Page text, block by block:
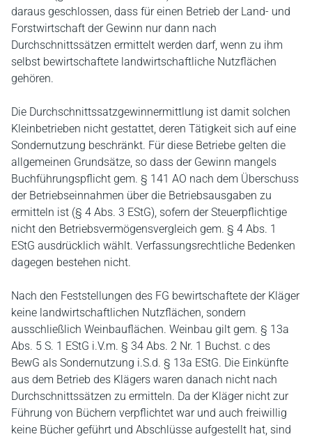
daraus geschlossen, dass für einen Betrieb der Land- und
Forstwirtschaft der Gewinn nur dann nach
Durchschnittssätzen ermittelt werden darf, wenn zu ihm
selbst bewirtschaftete landwirtschaftliche Nutzflächen
gehören.
Die Durchschnittssatzgewinnermittlung ist damit solchen
Kleinbetrieben nicht gestattet, deren Tätigkeit sich auf eine
Sondernutzung beschränkt. Für diese Betriebe gelten die
allgemeinen Grundsätze, so dass der Gewinn mangels
Buchführungspflicht gem. § 141 AO nach dem Überschuss
der Betriebseinnahmen über die Betriebsausgaben zu
ermitteln ist (§ 4 Abs. 3 EStG), sofern der Steuerpflichtige
nicht den Betriebsvermögensvergleich gem. § 4 Abs. 1
EStG ausdrücklich wählt. Verfassungsrechtliche Bedenken
dagegen bestehen nicht.
Nach den Feststellungen des FG bewirtschaftete der Kläger
keine landwirtschaftlichen Nutzflächen, sondern
ausschließlich Weinbauflächen. Weinbau gilt gem. § 13a
Abs. 5 S. 1 EStG i.V.m. § 34 Abs. 2 Nr. 1 Buchst. c des
BewG als Sondernutzung i.S.d. § 13a EStG. Die Einkünfte
aus dem Betrieb des Klägers waren danach nicht nach
Durchschnittssätzen zu ermitteln. Da der Kläger nicht zur
Führung von Büchern verpflichtet war und auch freiwillig
keine Bücher geführt und Abschlüsse aufgestellt hat, sind